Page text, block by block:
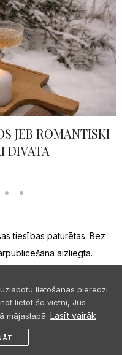
JEB ROMANTISKI
DIVATĀ
lietošanas pieredzi
lietot šo vietni, Jūs
mājaslapā. Lasīt vairāk
tiesības paturētas. Bez
aizliegta.